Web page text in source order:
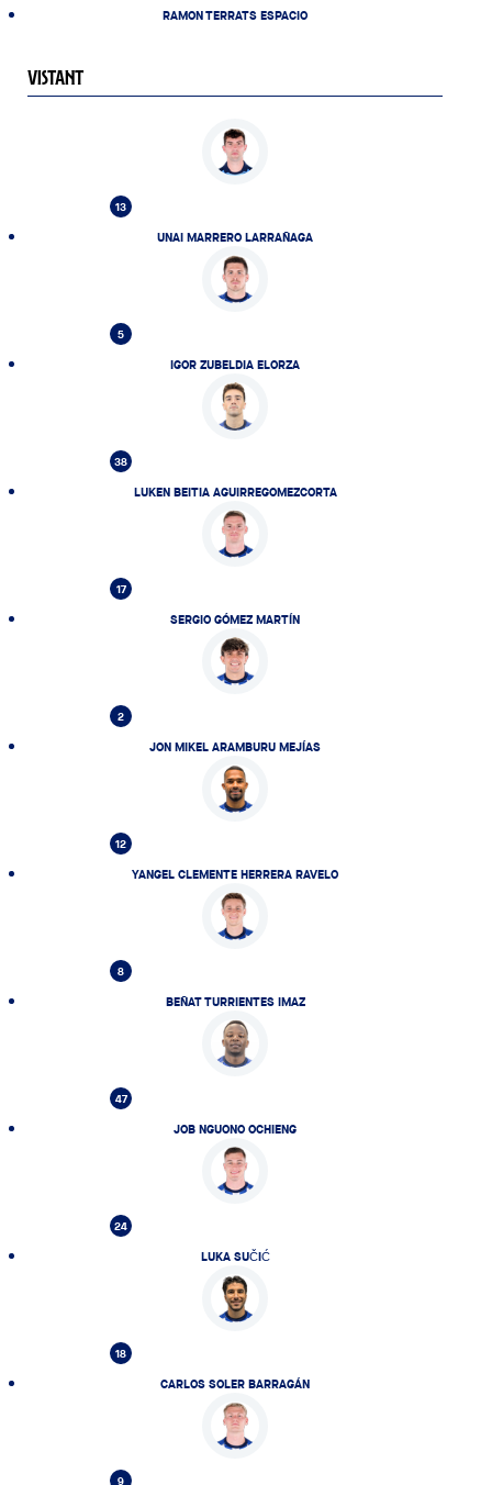
RAMON TERRATS ESPACIO
VISTANT
13
UNAI MARRERO LARRAÑAGA
5
IGOR ZUBELDIA ELORZA
38
LUKEN BEITIA AGUIRREGOMEZCORTA
17
SERGIO GÓMEZ MARTÍN
2
JON MIKEL ARAMBURU MEJÍAS
12
YANGEL CLEMENTE HERRERA RAVELO
8
BEÑAT TURRIENTES IMAZ
47
JOB NGUONO OCHIENG
24
LUKA SUČIĆ
18
CARLOS SOLER BARRAGÁN
9